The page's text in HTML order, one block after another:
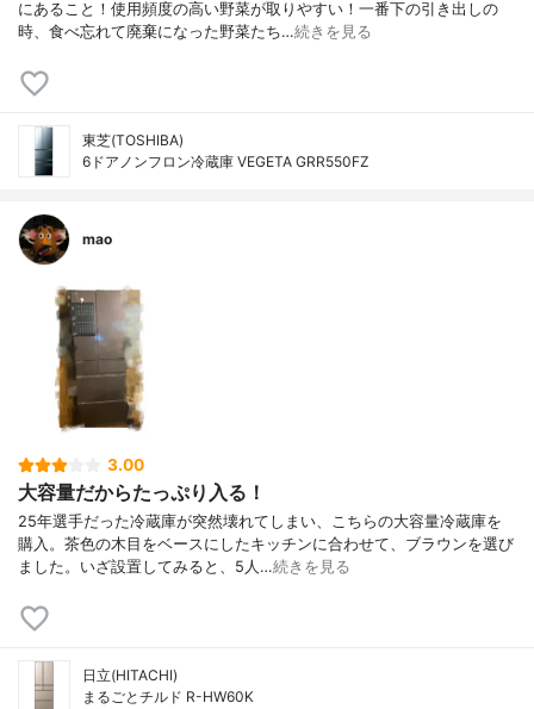
にあること！使用頻度の高い野菜が取りやすい！一番下の引き出しの
時、食べ忘れて廃棄になった野菜たち…続きを見る
東芝(TOSHIBA)
6ドアノンフロン冷蔵庫 VEGETA GRR550FZ
mao
3.00
大容量だからたっぷり入る！
25年選手だった冷蔵庫が突然壊れてしまい、こちらの大容量冷蔵庫を
購入。茶色の木目をベースにしたキッチンに合わせて、ブラウンを選び
ました。いざ設置してみると、5人…続きを見る
日立(HITACHI)
まるごとチルド R-HW60K